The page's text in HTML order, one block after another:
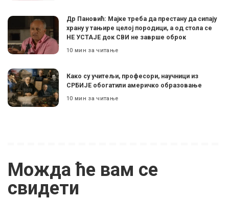
Др Пановић: Мајке треба да престану да сипају
храну у тањире целој породици, а од стола се
НЕ УСТАЈЕ док СВИ не заврше оброк
10 мин за читање
Како су учитељи, професори, научници из
СРБИЈЕ обогатили америчко образовање
10 мин за читање
Можда ће вам се
свидети